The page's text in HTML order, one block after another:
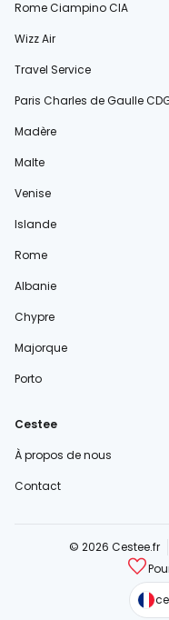
Rome Ciampino CIA
Wizz Air
Travel Service
Paris Charles de Gaulle
Madère
Malte
Venise
Islande
Rome
Albanie
Chypre
Majorque
Porto
Cestee
À propos de nous
Contact
© 2026 Cestee.fr